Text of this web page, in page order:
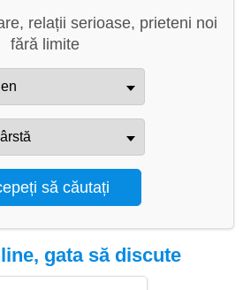
relații serioase, prieteni noi
fără limite
gata să discute